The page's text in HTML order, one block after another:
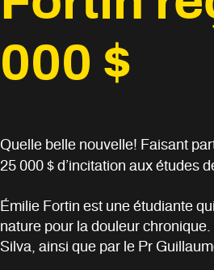
000 $
Quelle belle nouvelle! Faisant
25 000 $ d’incitation aux études
Émilie Fortin est une étudiante
nature pour la douleur
Silva, ainsi que par le Pr